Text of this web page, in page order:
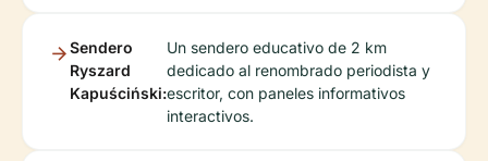
Sendero
Ryszard
Kapuściński:
Un sendero educativo de 2 km
dedicado al renombrado periodista y
escritor, con paneles informativos
interactivos.